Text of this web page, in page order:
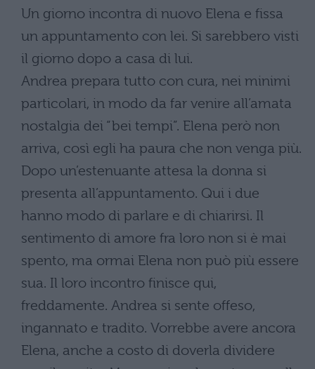
Un giorno incontra di nuovo Elena e fissa
un appuntamento con lei. Si sarebbero visti
il giorno dopo a casa di lui.
Andrea prepara tutto con cura, nei minimi
particolari, in modo da far venire all’amata
nostalgia dei “bei tempi”. Elena però non
arriva, così egli ha paura che non venga più.
Dopo un’estenuante attesa la donna si
presenta all’appuntamento. Qui i due
hanno modo di parlare e di chiarirsi. Il
sentimento di amore fra loro non si è mai
spento, ma ormai Elena non può più essere
sua. Il loro incontro finisce qui,
freddamente. Andrea si sente offeso,
ingannato e tradito. Vorrebbe avere ancora
Elena, anche a costo di doverla dividere